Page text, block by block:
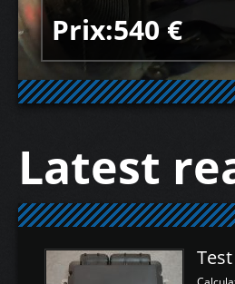
Prix:540 €
Latest